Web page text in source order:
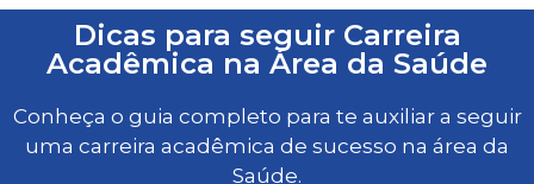
Dicas para seguir Carreira
Acadêmica na Área da Saúde
Conheça o guia completo para te auxiliar a seguir
uma carreira acadêmica de sucesso na área da
Saúde.